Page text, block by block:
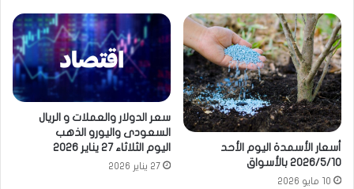
أسعار الأسمدة اليوم الأحد
2026/5/10 بالأسواق
10 مايو 2026
سعر الدولار والعملات و الريال
السعودى واليورو الذهب
اليوم الثلاثاء 27 يناير 2026
27 يناير 2026